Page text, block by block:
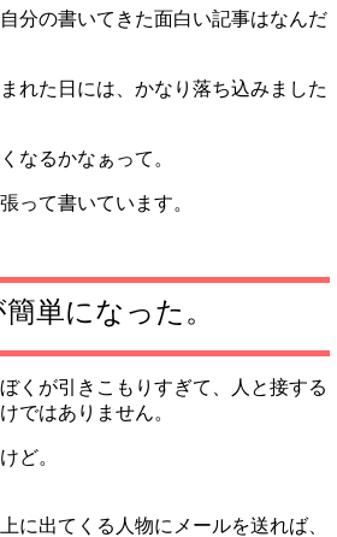
分の書いてきた面白い記事はなんだ
れた日には、かなり落ち込みました
なるかなぁって。
って書いています。
単になった。
くが引きこもりすぎて、人と接する
ではありません。
ど。
に出てくる人物にメールを送れば、